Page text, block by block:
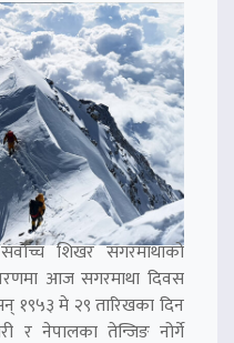
शिखर सगरमाथाको
आज सगरमाथा दिवस
१९५३ मे २९ तारिखका दिन
र नेपालका तेन्जिङ नोर्गे